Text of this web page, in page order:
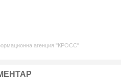
агенция "КРОСС"